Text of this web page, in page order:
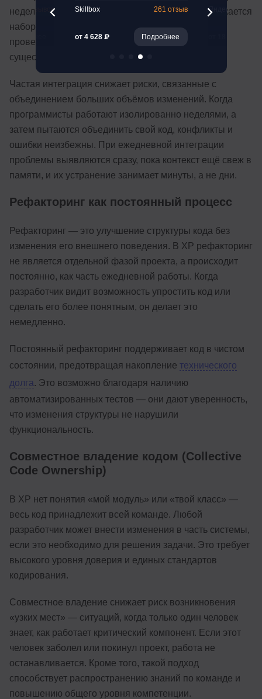
неделю или месяц. При каждой интеграции запускается
набор автоматизированных тестов, которые
проверяют, что новые изменения не сломали
существующую функциональность.
Частая интеграция снижает риски, связанные с
объединением больших объёмов изменений. Когда
программисты работают изолированно неделями, а
затем пытаются объединить свой код, конфликты и
ошибки неизбежны. При ежедневной интеграции
проблемы выявляются сразу, пока контекст ещё свеж в
памяти, и их устранение занимает минуты, а не дни.
Рефакторинг как постоянный процесс
Рефакторинг — это улучшение структуры кода без
изменения его внешнего поведения. В XP рефакторинг
не является отдельной фазой проекта, а происходит
постоянно, как часть ежедневной работы. Когда
разработчик видит возможность упростить код или
сделать его более понятным, он делает это
немедленно.
Постоянный рефакторинг поддерживает код в чистом
состоянии, предотвращая накопление технического
долга. Это возможно благодаря наличию
автоматизированных тестов — они дают уверенность,
что изменения структуры не нарушили
функциональность.
Совместное владение кодом (Collective
Code Ownership)
В XP нет понятия «мой модуль» или «твой класс» —
весь код принадлежит всей команде. Любой
разработчик может внести изменения в часть системы,
если это необходимо для решения задачи. Это требует
высокого уровня доверия и единых стандартов
кодирования.
Совместное владение снижает риск возникновения
«узких мест» — ситуаций, когда только один человек
знает, как работает критический компонент. Если этот
человек заболел или покинул проект, работа не
останавливается. Кроме того, такой подход
способствует распространению знаний по команде и
повышению общего уровня компетенции.
65 отзывов Skillbox 261 отзыв
от 4 628 ₽ Подробнее
Яндекс